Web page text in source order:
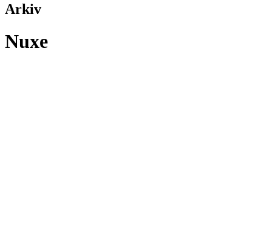
Arkiv
Nuxe